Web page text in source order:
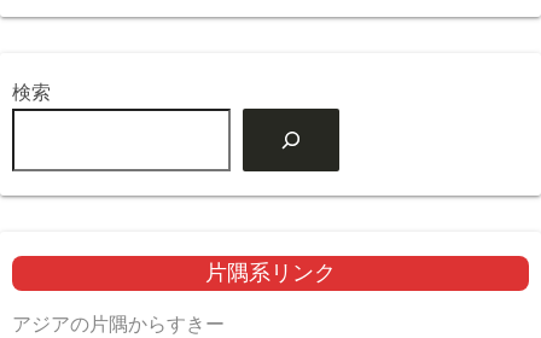
検索
片隅系リンク
アジアの片隅からすきー